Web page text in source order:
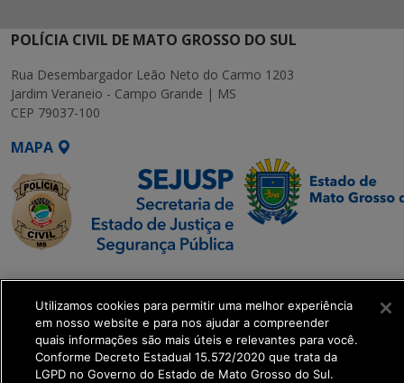
POLÍCIA CIVIL DE MATO GROSSO DO SUL
Rua Desembargador Leão Neto do Carmo 1203
Jardim Veraneio - Campo Grande | MS
CEP 79037-100
MAPA
SETDIG | Secretaria-
Executiva de
Transformação Digital
get_footer();
Utilizamos cookies para permitir uma melhor experiência
em nosso website e para nos ajudar a compreender
quais informações são mais úteis e relevantes para você.
Conforme Decreto Estadual 15.572/2020 que trata da
LGPD no Governo do Estado de Mato Grosso do Sul.